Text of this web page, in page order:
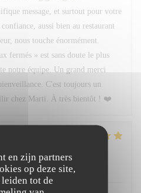
en zijn partners
op deze site,
tot de
message, et surtout pour votre
aussi bien au restaurant
nous touche énormément.
fermés » est sans doute le plus
notre équipe. Un grand merci
C'est toujours un
chez Marti. À très bientôt ! ❤️
4/5 Kwaliteit / Prijs